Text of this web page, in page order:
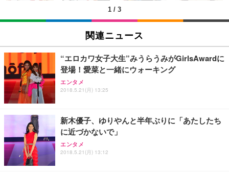
SIHOO B100 オフィスチェア／デスクチェア メッシ
ュチェア 人間工学 疲れない ブラック
￥27,999
Sezlife オフィスチェア デスクチェア 疲れない テレ
ワーク チェア 強化バックレスト 30度ロッキング機
能 人間工学 椅子 腰サポート 90度跳ね上げ式アーム
ョン PCチェア 通気性メッシュ ゲーミング/勉強/事
務用 おしゃれ パソコンチェア (ブラック)
Sezlife オフィスチェア デスクチェア 疲れない テレ
ワーク チェア 強化バックレスト 30度ロッキング機
能 人間工学 椅子 腰サポート 90度跳ね上げ式アーム
EIZO ビジネス向けプレミアムモニター | FlexScan
￥109,572
【純正品】27"ゲーミングモニター DualSense 充電
フック付き（CFI-ZDM1J）
【整備済み品】Dell E2724HS 27インチ 液晶モニタ
ー フルHD（1920×1080）VA 非光沢 HDMI/DisplayP
ort/VGA スピーカー内蔵 高さ調整 スイベル VESA対
Amazonベーシック ペットシーツ 厚型 ワイド 42枚
x2袋(84枚) ホワイト(吸収面:ライトブルー)
￥3,234
ネオ・ルーライフ ネオ・オムツ L 中型犬用 26枚入
り 単品
Smart Basic(スマートベーシック) 【Amazon.co.jp
限定】 Smart Basic アイリスオーヤマ ペットシーツ
超厚型 お徳用 ワイド 100枚入 (x 1) (ケース販売)
1 / 3
関連ニュース
“エロカワ女子大生”みうらうみがGirlsAwardに
登場！愛菜と一緒にウォーキング
エンタメ
2018.5.21(月) 13:25
新木優子、ゆりやんと半年ぶりに「あたしたち
に近づかないで」
エンタメ
2018.5.21(月) 13:12